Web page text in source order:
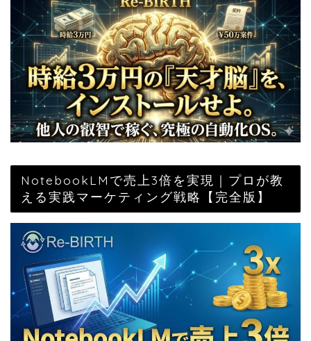
NotebookLMで売上3倍を実現｜プロが教
える実践マーケティング戦略【完全版】